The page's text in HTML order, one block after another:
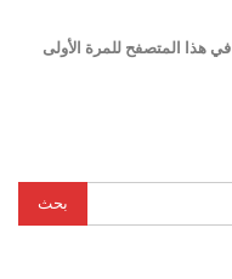
هذا المتصفح للمرة الأولى